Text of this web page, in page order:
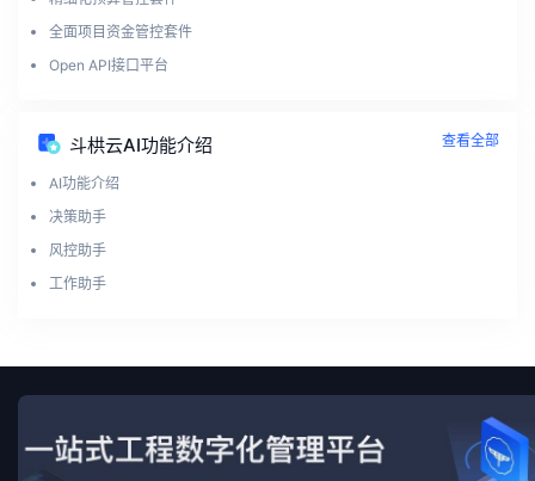
全面项目资金管控套件
Open API接口平台
斗栱云AI功能介绍 查看全部
AI功能介绍
决策助手
风控助手
工作助手